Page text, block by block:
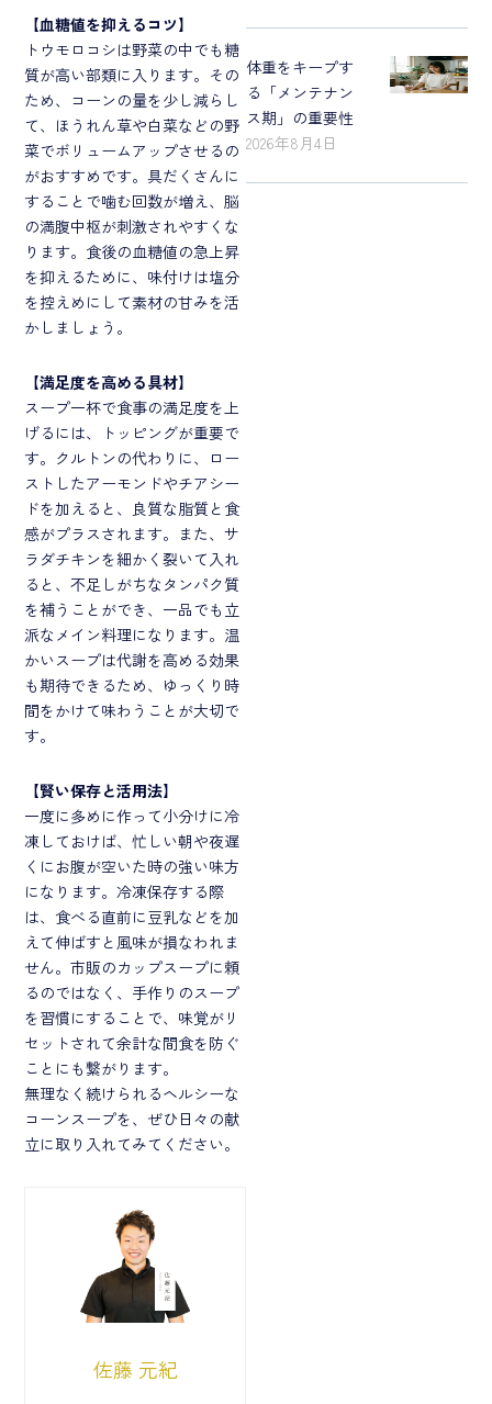
【血糖値を抑えるコツ】
トウモロコシは野菜の中でも糖
質が高い部類に入ります。その
ため、コーンの量を少し減らし
て、ほうれん草や白菜などの野
菜でボリュームアップさせるの
がおすすめです。具だくさんに
することで噛む回数が増え、脳
の満腹中枢が刺激されやすくな
ります。食後の血糖値の急上昇
を抑えるために、味付けは塩分
を控えめにして素材の甘みを活
かしましょう。
【満足度を高める具材】
スープ一杯で食事の満足度を上
げるには、トッピングが重要で
す。クルトンの代わりに、ロー
ストしたアーモンドやチアシー
ドを加えると、良質な脂質と食
感がプラスされます。また、サ
ラダチキンを細かく裂いて入れ
ると、不足しがちなタンパク質
を補うことができ、一品でも立
派なメイン料理になります。温
かいスープは代謝を高める効果
も期待できるため、ゆっくり時
間をかけて味わうことが大切で
す。
【賢い保存と活用法】
一度に多めに作って小分けに冷
凍しておけば、忙しい朝や夜遅
くにお腹が空いた時の強い味方
になります。冷凍保存する際
は、食べる直前に豆乳などを加
えて伸ばすと風味が損なわれま
せん。市販のカップスープに頼
るのではなく、手作りのスープ
を習慣にすることで、味覚がリ
セットされて余計な間食を防ぐ
ことにも繋がります。
無理なく続けられるヘルシーな
コーンスープを、ぜひ日々の献
立に取り入れてみてください。
佐藤 元紀
体重をキープす
る「メンテナン
ス期」の重要性
2026年8月4日